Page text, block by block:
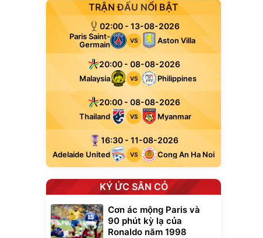
TRẬN ĐẤU NỔI BẬT
02:00 - 13-08-2026
Paris Saint-
Germain
VS Aston Villa
20:00 - 08-08-2026
Malaysia VS Philippines
20:00 - 08-08-2026
Thailand VS Myanmar
16:30 - 11-08-2026
Adelaide United VS Cong An Ha Noi
KÝ ỨC SÂN CỎ
Cơn ác mộng Paris và
90 phút kỳ lạ của
Ronaldo năm 1998